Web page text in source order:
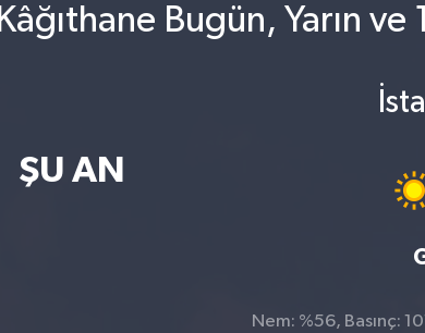
Kâğıthane Bugün, Yarın
ŞU AN
Nem: %56, Basınç: